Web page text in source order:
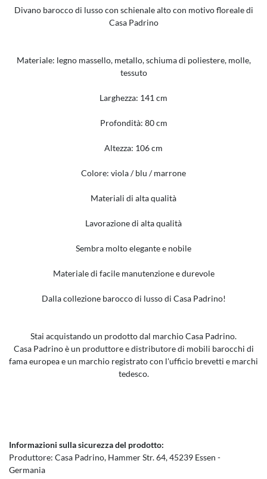
Divano barocco di lusso con schienale alto con motivo floreale di
Casa Padrino
Materiale: legno massello, metallo, schiuma di poliestere, molle,
tessuto
Larghezza: 141 cm
Profondità: 80 cm
Altezza: 106 cm
Colore: viola / blu / marrone
Materiali di alta qualità
Lavorazione di alta qualità
Sembra molto elegante e nobile
Materiale di facile manutenzione e durevole
Dalla collezione barocco di lusso di Casa Padrino!
Stai acquistando un prodotto dal marchio Casa Padrino.
Casa Padrino è un produttore e distributore di mobili barocchi di
fama europea e un marchio registrato con l'ufficio brevetti e marchi
tedesco.
Informazioni sulla sicurezza del prodotto:
Produttore: Casa Padrino Hammer Str.64 45239 Essen
Germania